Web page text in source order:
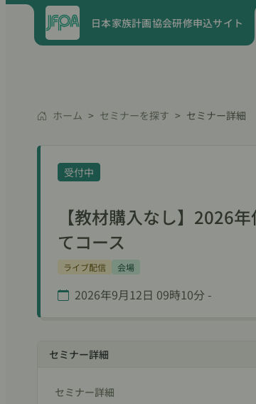
日本家族計画協会研修申込サイト
ホーム セミナーを探す セミナー詳細
受付中
【教材購入なし】2026
てコース
ライブ配信 会場
2026年9月12日 09時10分 -
セミナー詳細
セミナー詳細